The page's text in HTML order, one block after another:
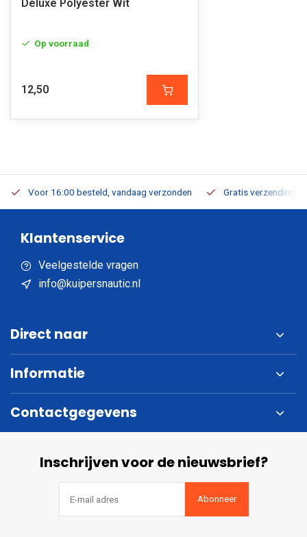
Deluxe Polyester Wit
Op voorraad
12,50
Voor 16:00 besteld, vandaag verzonden Gratis verzending
Klantenservice
Veelgestelde vragen
info@kuipersnautic.nl
Direct naar
Informatie
Contactgegevens
Inschrijven voor de nieuwsbrief?
Abonneer